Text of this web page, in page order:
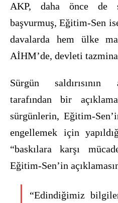
AKP, daha önce de
başvurmuş, Eğitim-Sen
davalarda hem ülke
AİHM’de, devleti
Sürgün saldırısının
tarafından bir
sürgünlerin, Eğitim-
engellemek için
“baskılara karşı
Eğitim-Sen’in
“Edindiğimiz